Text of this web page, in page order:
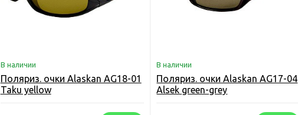
В наличии
Поляриз. очки Alaskan AG18-01
Taku yellow
В наличии
Поляриз. очки Alaskan AG17-04
Alsek green-grey